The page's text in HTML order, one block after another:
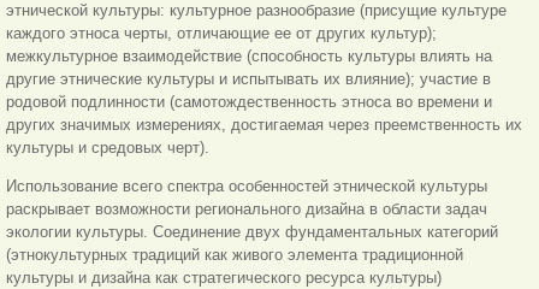
этнической культуры: культурное разнообразие (присущие культуре
каждого этноса черты, отличающие ее от других культур);
межкультурное взаимодействие (способность культуры влиять на
другие этнические культуры и испытывать их влияние); участие в
родовой подлинности (самотождественность этноса во времени и
других значимых измерениях, достигаемая через преемственность их
культуры и средовых черт).
Использование всего спектра особенностей этнической культуры
раскрывает возможности регионального дизайна в области задач
экологии культуры. Соединение двух фундаментальных категорий
(этнокультурных традиций как живого элемента традиционной
культуры и дизайна как стратегического ресурса культуры)